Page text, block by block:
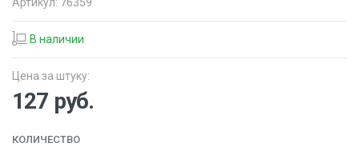
В наличии
Цена за штуку:
127 руб.
КОЛИЧЕСТВО